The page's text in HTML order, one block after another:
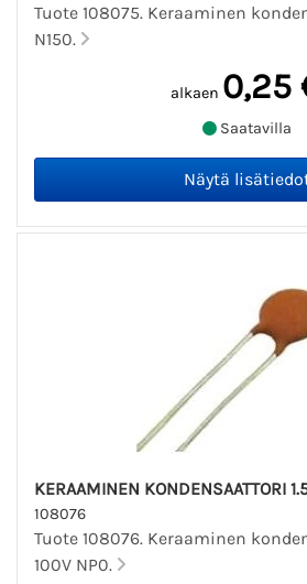
Tuote 108075. Keraaminen
N150.
alkaen 0,25
Saatavilla
KERAAMINEN KONDENSAATTORI
108076
Tuote 108076. Keraaminen
100V NP0.